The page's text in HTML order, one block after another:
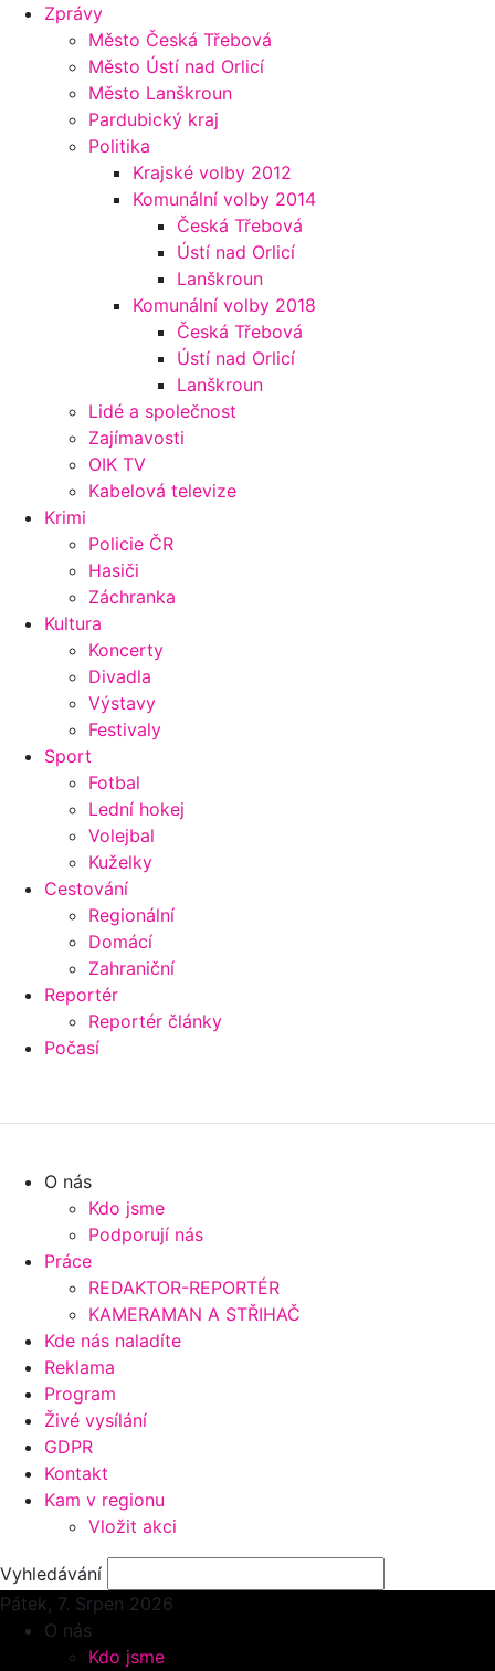
Zprávy
Město Česká Třebová
Město Ústí nad Orlicí
Město Lanškroun
Pardubický kraj
Politika
Krajské volby 2012
Komunální volby 2014
Česká Třebová
Ústí nad Orlicí
Lanškroun
Komunální volby 2018
Česká Třebová
Ústí nad Orlicí
Lanškroun
Lidé a společnost
Zajímavosti
OIK TV
Kabelová televize
Krimi
Policie ČR
Hasiči
Záchranka
Kultura
Koncerty
Divadla
Výstavy
Festivaly
Sport
Fotbal
Lední hokej
Volejbal
Kuželky
Cestování
Regionální
Domácí
Zahraniční
Reportér
Reportér články
Počasí
O nás
Kdo jsme
Podporují nás
Práce
REDAKTOR-REPORTÉR
KAMERAMAN A STŘIHAČ
Kde nás naladíte
Reklama
Program
Živé vysílání
GDPR
Kontakt
Kam v regionu
Vložit akci
Vyhledávání
Pátek, 7. Srpen 2026
O nás
Kdo jsme